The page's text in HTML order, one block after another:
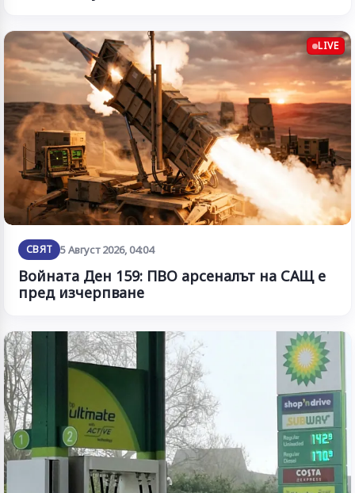
LIVE
СВЯТ 5 Август 2026, 04:04
Войната Ден 159: ПВО арсеналът на САЩ е
пред изчерпване